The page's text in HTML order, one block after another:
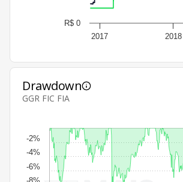
2017 2018
R$ 0
Drawdown
GGR FIC FIA
-6%
-4%
-2%